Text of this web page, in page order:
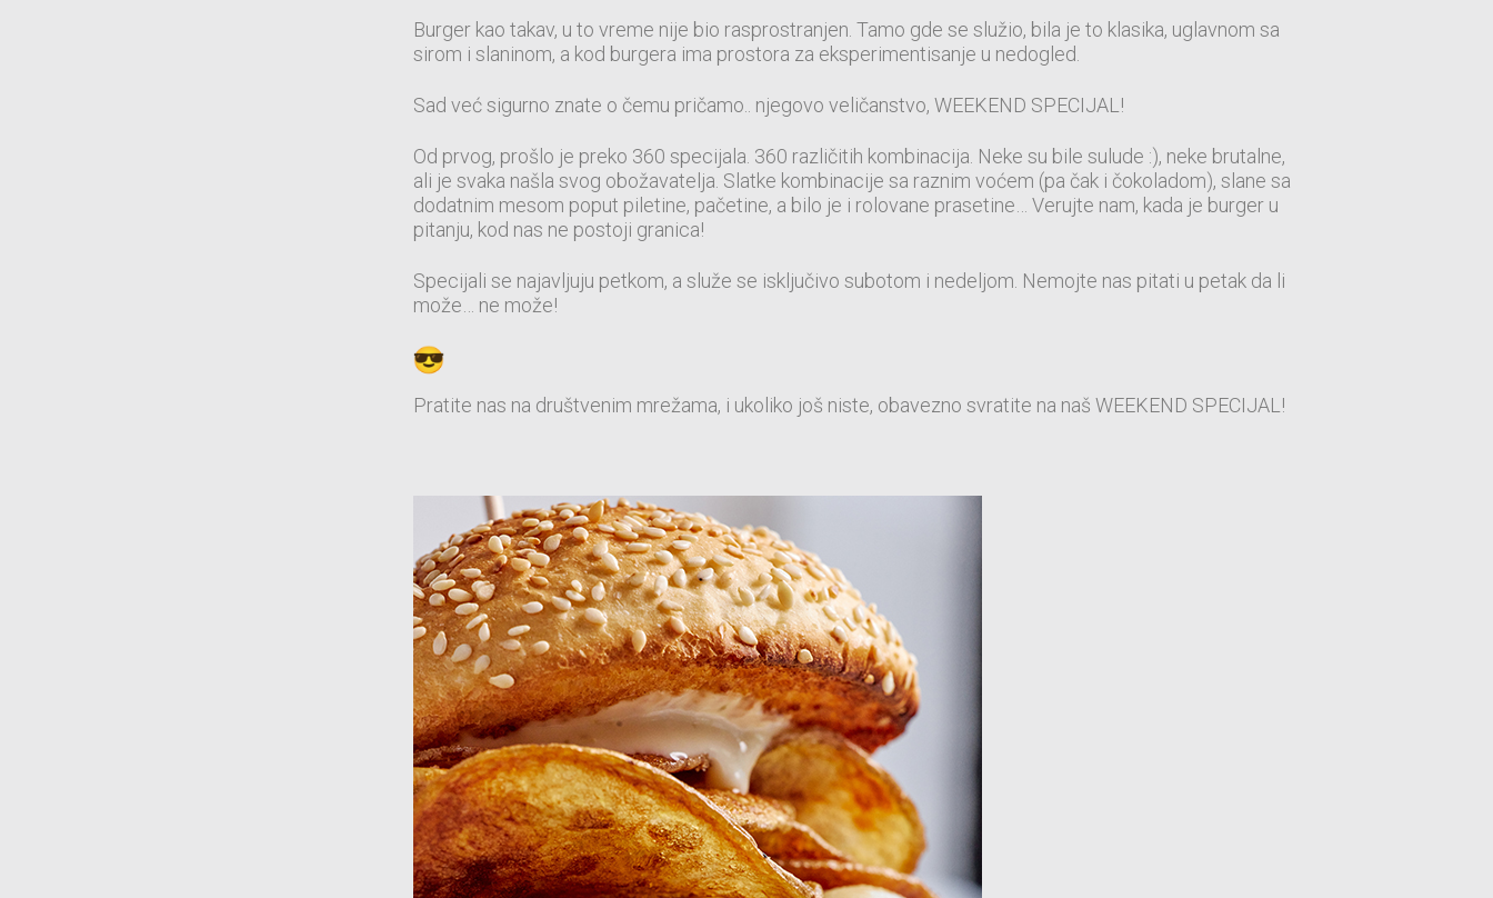
Burger kao takav, u to vreme nije bio rasprostranjen. Tamo gde se služio, bila je to klasika, uglavnom sa
sirom i slaninom, a kod burgera ima prostora za eksperimentisanje u nedogled.
Sad već sigurno znate o čemu pričamo.. njegovo veličanstvo, WEEKEND SPECIJAL!
Od prvog, prošlo je preko 360 specijala. 360 različitih kombinacija. Neke su bile sulude :), neke brutalne,
ali je svaka našla svog obožavatelja. Slatke kombinacije sa raznim voćem (pa čak i čokoladom), slane sa
dodatnim mesom poput piletine, pačetine, a bilo je i rolovane prasetine… Verujte nam, kada je burger u
pitanju, kod nas ne postoji granica!
Specijali se najavljuju petkom, a služe se isključivo subotom i nedeljom. Nemojte nas pitati u petak da li
može… ne može!
Pratite nas na društvenim mrežama, i ukoliko još niste, obavezno svratite na naš WEEKEND SPECIJAL!